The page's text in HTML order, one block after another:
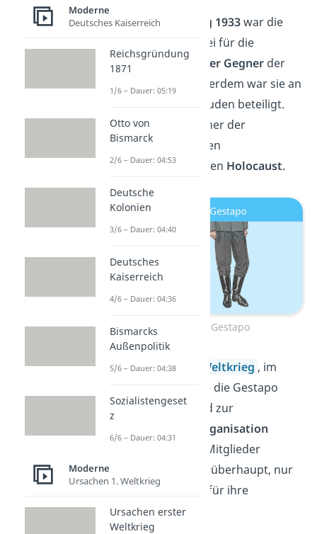
Nach ihrerGründung 1933war die
Geheime Staatspolizei für die
Verfolgung politischer Gegnerder
Nazis zuständig. Außerdem war sie an
der Ermordung der Juden beteiligt.
Das machte sie zu einer der
hauptverantwortlichen
Organisationen für den Holocaust.
Uniform der Gestapo
Nach demZweiten Weltkrieg , im
, wurde die Gestapo
offiziellverboten
und zur
verbrecherischen Organisation
erklärt. Die meisten Mitglieder
erhielten aber, wenn überhaupt, nur
relativ milde Strafen für ihre
Verbrechen.
Moderne
Deutsches Kaiserreich
Reichsgründung
1871
1/6 – Dauer: 05:19
Otto von
Bismarck
2/6 – Dauer: 04:53
Deutsche
Kolonien
3/6 – Dauer: 04:40
Deutsches
Kaiserreich
4/6 – Dauer: 04:36
Bismarcks
Außenpolitik
5/6 – Dauer: 04:38
Sozialistengeset
z
6/6 – Dauer: 04:31
Moderne
Ursachen 1. Weltkrieg
Ursachen erster
Weltkrieg